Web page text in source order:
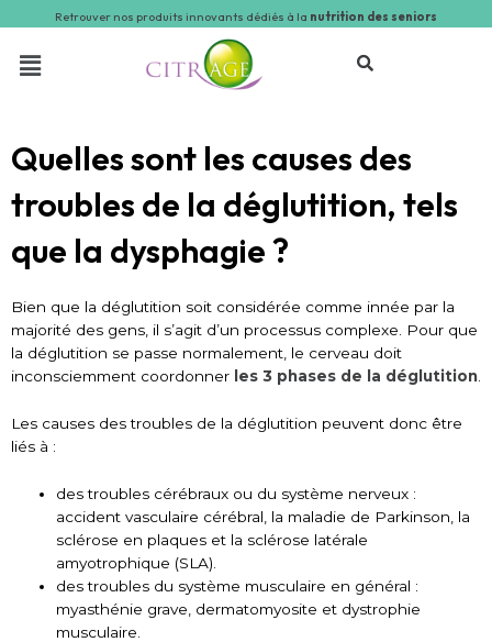
Retrouver nos produits innovants dédiés à la nutrition des seniors
Quelles sont les causes des
troubles de la déglutition, tels
que la dysphagie ?
Bien que la déglutition soit considérée comme innée par la
majorité des gens, il s’agit d’un processus complexe. Pour que
la déglutition se passe normalement, le cerveau doit
inconsciemment coordonner les 3 phases de la déglutition
Les causes des troubles de la déglutition peuvent donc être
liés à :
des troubles cérébraux ou du système nerveux :
accident vasculaire cérébral, la maladie de Parkinson, la
sclérose en plaques et la sclérose latérale
amyotrophique (SLA).
des troubles du système musculaire en général :
myasthénie grave, dermatomyosite et dystrophie
musculaire.